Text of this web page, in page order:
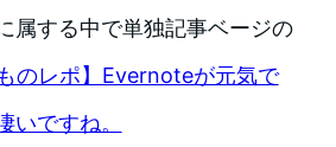
属する中で単独記事ベージの
のレポ】Evernoteが元気で
いですね。